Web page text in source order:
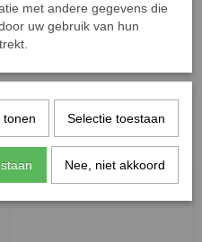
met andere gegevens die
uw gebruik van hun
tonen Selectie toestaan
Nee, niet akkoord